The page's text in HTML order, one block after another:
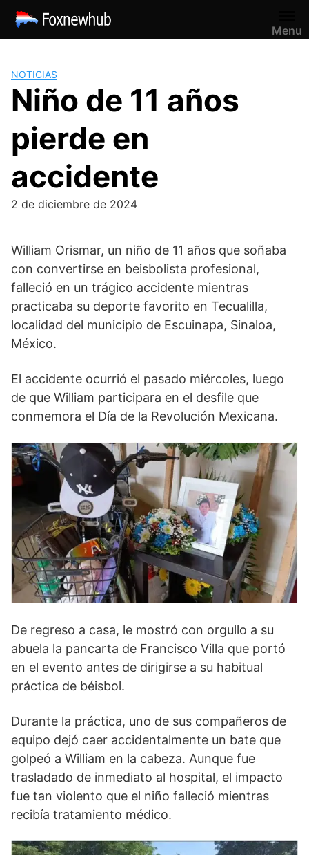
Saltar
contenido
Menu
NOTICIAS
Niño de 11 años
pierde en
accidente
2 de diciembre de 2024
William Orismar, un niño de 11 años que soñaba
con convertirse en beisbolista profesional,
falleció en un trágico accidente mientras
practicaba su deporte favorito en Tecualilla,
localidad del municipio de Escuinapa, Sinaloa,
México.
El accidente ocurrió el pasado miércoles, luego
de que William participara en el desfile que
conmemora el Día de la Revolución Mexicana.
De regreso a casa, le mostró con orgullo a su
abuela la pancarta de Francisco Villa que portó
en el evento antes de dirigirse a su habitual
práctica de béisbol.
Durante la práctica, uno de sus compañeros de
equipo dejó caer accidentalmente un bate que
golpeó a William en la cabeza. Aunque fue
trasladado de inmediato al hospital, el impacto
fue tan violento que el niño falleció mientras
recibía tratamiento médico.